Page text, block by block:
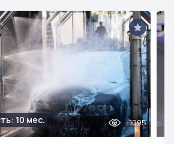
10 мес. 1095